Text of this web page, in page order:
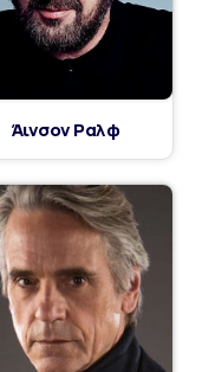
Άινσον Ραλφ